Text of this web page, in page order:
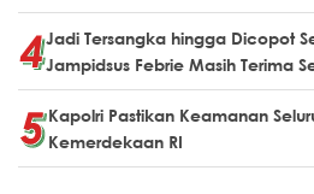
Jadi Tersangka hingga Dicopot
Jampidsus Febrie Masih Terima
Kapolri Pastikan Keamanan
Kemerdekaan RI